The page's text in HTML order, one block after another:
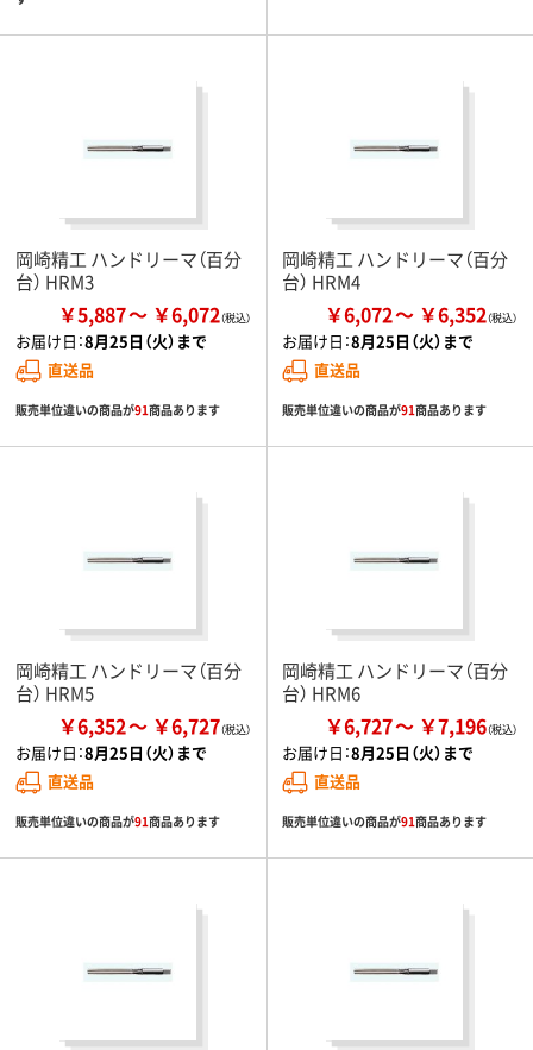
岡崎精工 ハンドリーマ（百分
台） HRM3
￥5,887 ￥6,072
お届け日：8月25日（火）まで
直送品
販売単位違いの商品が91商品あります
岡崎精工 ハンドリーマ（百分
台） HRM4
￥6,072 ￥6,352
お届け日：8月25日（火）まで
直送品
販売単位違いの商品が91商品あります
岡崎精工 ハンドリーマ（百分
台） HRM5
￥6,352 ￥6,727
お届け日：8月25日（火）まで
直送品
販売単位違いの商品が91商品あります
岡崎精工 ハンドリーマ（百分
台） HRM6
￥6,727 ￥7,196
お届け日：8月25日（火）まで
直送品
販売単位違いの商品が91商品あります